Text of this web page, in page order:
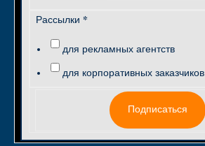
Рассылки *
для рекламных агентств
для корпоративных заказчиков
Подписаться